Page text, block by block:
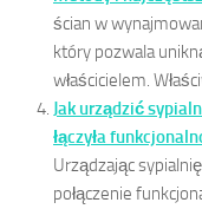
ścian w
który pozwala
właścicielem.
Jak urządzić
łączyła
Urządzając
połączenie